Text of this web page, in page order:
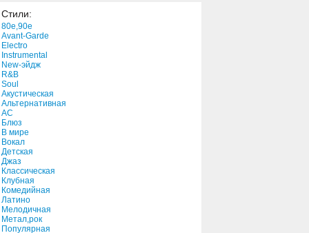
Стили:
80e,90e
Avant-Garde
Electro
Instrumental
New-эйдж
R&B
Soul
Акустическая
Альтернативная
АС
Блюз
В мире
Вокал
Детская
Джаз
Классическая
Клубная
Комедийная
Латино
Мелодичная
Метал,рок
Популярная